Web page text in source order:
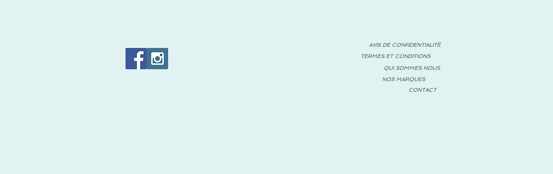
AVIS DE CONFIDENTIALITÉ
TERMES ET CONDITIONS
QUI SOMMES NOUS
NOS MARQUES
CONTACT